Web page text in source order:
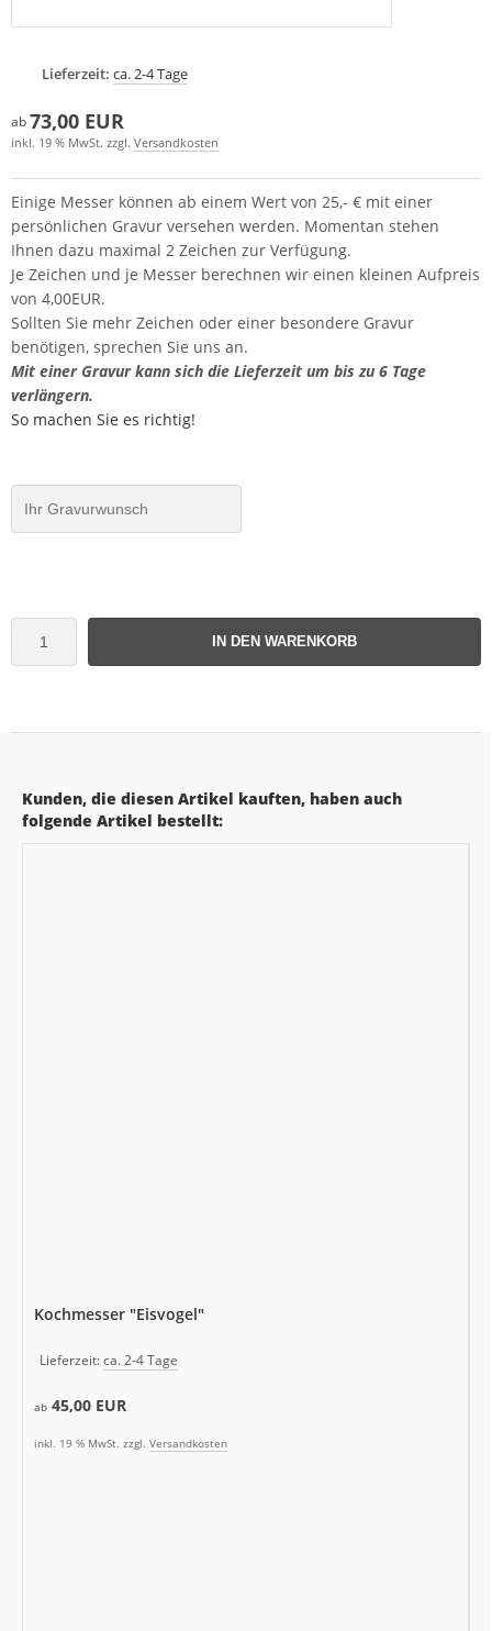
Lieferzeit: ca. 2-4 Tage
ab73,00 EUR
inkl. 19 % MwSt. zzgl. Versandkosten
Einige Messer können ab einem Wert von 25,- € mit einer
persönlichen Gravur versehen werden. Momentan stehen
Ihnen dazu maximal 2 Zeichen zur Verfügung.
Je Zeichen und je Messer berechnen wir einen kleinen Aufpreis
von 4,00EUR.
Sollten Sie mehr Zeichen oder einer besondere Gravur
benötigen, sprechen Sie uns an.
Mit einer Gravur kann sich die Lieferzeit um bis zu 6 Tage
verlängern.
So machen Sie es richtig!
IN DEN WARENKORB
Kunden, die diesen Artikel kauften, haben auch
folgende Artikel bestellt:
Kochmesser "Eisvogel"
Lieferzeit:ca. 2-4 Tage
ab 45,00 EUR
inkl. 19 % MwSt. zzgl. Versandkosten